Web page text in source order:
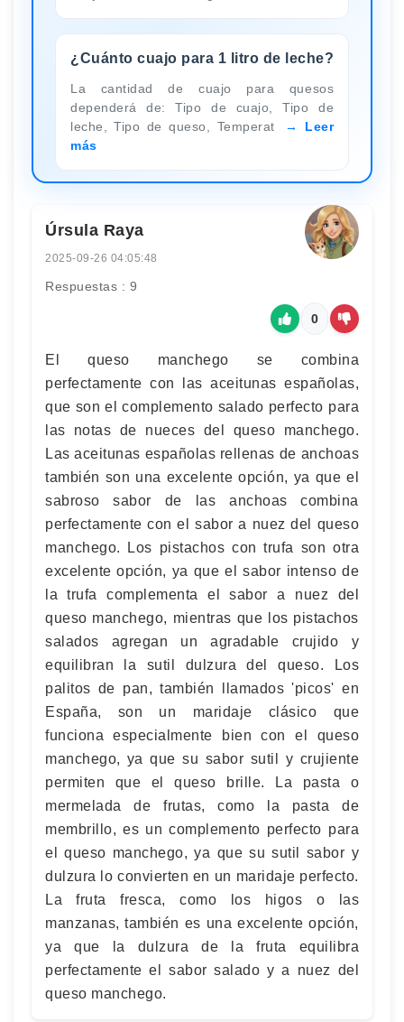
¿Cuánto cuajo para 1 litro de leche?
La cantidad de cuajo para quesos
dependerá de: Tipo de cuajo, Tipo de
leche, Tipo de queso, Temperat
Leer
más
Úrsula Raya
2025-09-26 04:05:48
Respuestas : 9
0
El queso manchego se combina
perfectamente con las aceitunas españolas,
que son el complemento salado perfecto para
las notas de nueces del queso manchego.
Las aceitunas españolas rellenas de anchoas
también son una excelente opción, ya que el
sabroso sabor de las anchoas combina
perfectamente con el sabor a nuez del queso
manchego. Los pistachos con trufa son otra
excelente opción, ya que el sabor intenso de
la trufa complementa el sabor a nuez del
queso manchego, mientras que los pistachos
salados agregan un agradable crujido y
equilibran la sutil dulzura del queso. Los
palitos de pan, también llamados 'picos' en
España, son un maridaje clásico que
funciona especialmente bien con el queso
manchego, ya que su sabor sutil y crujiente
permiten que el queso brille. La pasta o
mermelada de frutas, como la pasta de
membrillo, es un complemento perfecto para
el queso manchego, ya que su sutil sabor y
dulzura lo convierten en un maridaje perfecto.
La fruta fresca, como los higos o las
manzanas, también es una excelente opción,
ya que la dulzura de la fruta equilibra
perfectamente el sabor salado y a nuez del
queso manchego.